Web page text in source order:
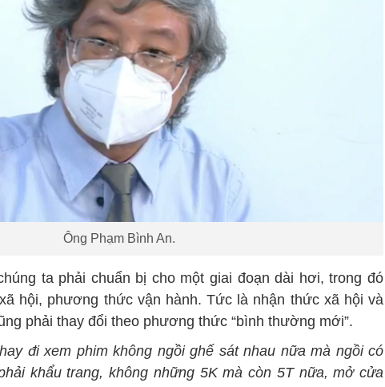
Ông Phạm Bình An.
ta phải chuẩn bị cho một giai đoạn dài hơi, trong đó
hội, phương thức vận hành. Tức là nhận thức xã hội và
phải thay đổi theo phương thức “bình thường mới”.
đi xem phim không ngồi ghế sát nhau nữa mà ngồi có
khẩu trang, không những 5K mà còn 5T nữa, mở cửa